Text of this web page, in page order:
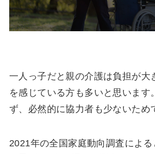
一人っ子だと親の介護は負担が大
を感じている方も多いと思います
ず、必然的に協力者も少ないため
2021年の全国家庭動向調査によ